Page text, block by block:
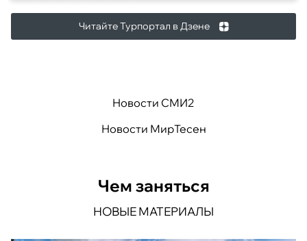
Читайте Турпортал в Дзене
Новости СМИ2
Новости МирТесен
Чем заняться
НОВЫЕ МАТЕРИАЛЫ